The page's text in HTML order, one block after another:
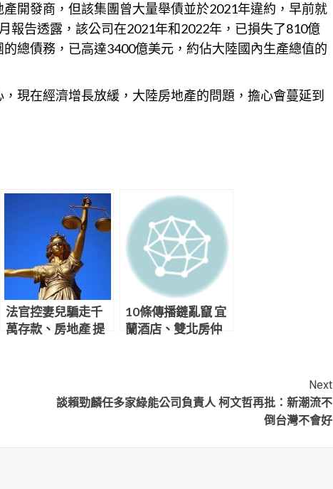
開發商，但該集團曾大量舉債並於2021年違約，早前就
報告透露，該公司在2021年和2022年，已損失了810億
的總債務，已高達3400億美元，約佔大陸國內生產總值的
現在經濟增長放緩，大陸房地產的問題，擔心會蔓延到
法官控妻兒騙走千
萬存款、房地產 提
10條傳播鏈亂竄 宜
蘭酒店、雙北房仲
Next
談賴勁麟任多家綠能公司負責人 柯文哲再批：新潮流不
倒台灣不會好